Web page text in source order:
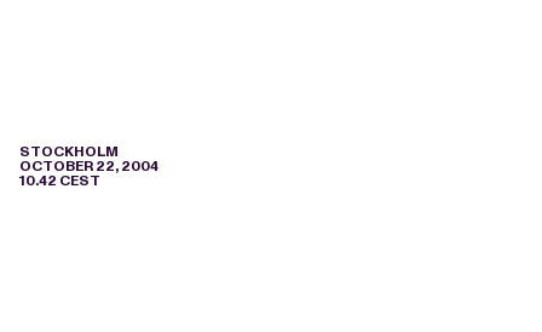
STOCKHOLM
OCTOBER 22, 2004
10.42 CEST